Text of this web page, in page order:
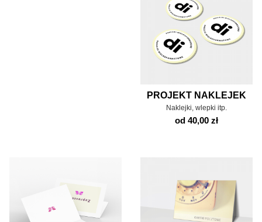
PROJEKT NAKLEJEK
Naklejki, wlepki itp.
od 40,00 zł